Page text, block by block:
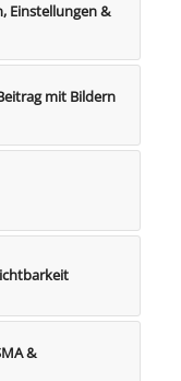
Einstellungen &
mit Bildern
&